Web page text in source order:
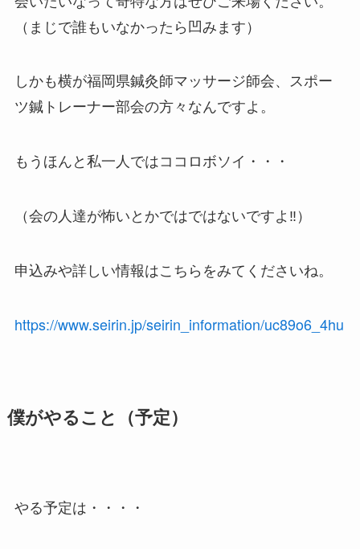
（まじで誰もいなかったら凹みます）
しかも横が福岡県鍼灸師マッサージ師会、スポー
ツ鍼トレーナー部会の方々なんですよ。
もうほんと私一人ではココロボソイ・・・
（会の人達が怖いとかではではないですよ‼）
申込みや詳しい情報はこちらをみてくださいね。
https://www.seirin.jp/seirin_information/uc89o6_4hu
僕がやること（予定）
やる予定は・・・・